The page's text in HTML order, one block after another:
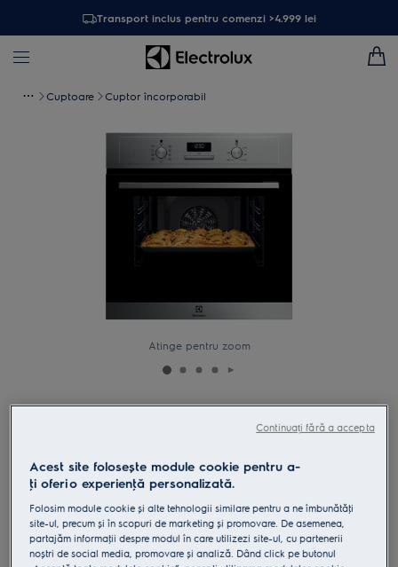
Transport inclus pentru comenzi >4.999 lei
Cuptoare Cuptor încorporabil
Atinge pentru zoom
Cuptor cu abur A 65 l litri inox
antiamprentă
4.8 (141)
Fișa cu informaţii despre produs
Beneficii
SteamBake folosește abur pentru a da preparatelor coapte cruste
Acest site folosește module cookie pentru a-
ţi oferi o experienţă personalizată.
Folosim module cookie și alte tehnologii similare pentru a ne îmbunătăţi
site-ul, precum și în scopuri de marketing și promovare. De asemenea,
partajăm informaţii despre modul în care utilizezi site-ul, cu partenerii
noștri de social media, promovare și analiză. Dând click pe butonul
Continuați fără a accepta